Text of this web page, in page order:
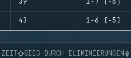
39 1-7 (-6)
43 1-6 (-5)
SIEG DURCH ELIMINIERUNGEN